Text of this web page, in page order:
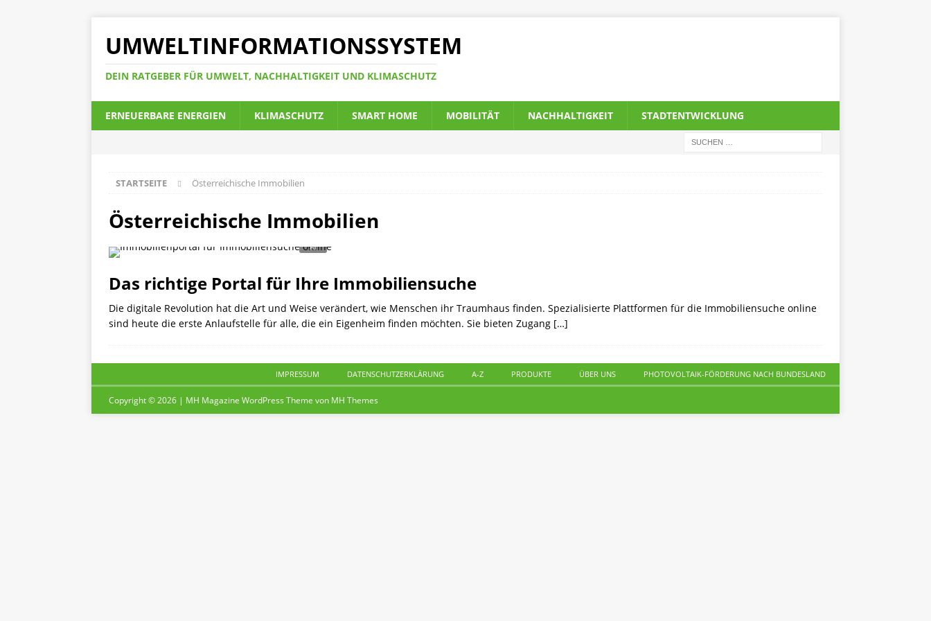
UMWELTINFORMATIONSSYSTEM
DEIN RATGEBER FÜR UMWELT, NACHHALTIGKEIT UND KLIMASCHUTZ
ERNEUERBARE ENERGIEN KLIMASCHUTZ SMART HOME MOBILITÄT NACHHALTIGKEIT STADTENTWICKLUNG
STARTSEITE Österreichische Immobilien
Österreichische Immobilien
Das richtige Portal für Ihre Immobiliensuche
Die digitale Revolution hat die Art und Weise verändert, wie Menschen ihr Traumhaus finden. Spezialisierte Plattformen für die Immobiliensuche online
sind heute die erste Anlaufstelle für alle, die ein Eigenheim finden möchten. Sie bieten Zugang […]
IMPRESSUM DATENSCHUTZERKLÄRUNG A-Z PRODUKTE ÜBER UNS PHOTOVOLTAIK-FÖRDERUNG NACH BUNDESLAND
Copyright © 2026 | MH Magazine WordPress Theme von MH Themes